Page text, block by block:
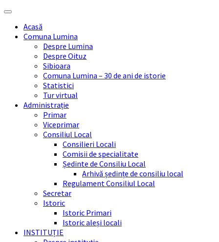
Skip
content
Skip
sidebar
Skip
right
sidebar
Skip
footerAcasă
Comuna Lumina
Despre Lumina
Despre Oituz
Sibioara
Comuna Lumina – 30 de ani de istorie
Statistici
Tur virtual
Administrație
Primar
Viceprimar
Consiliul Local
Consilieri Locali
Comisii de specialitate
Ședinte de Consiliu Local
Arhivă ședințe de consiliu local
Regulament Consiliul Local
Secretar
Istoric
Istoric Primari
Istoric aleși locali
INSTITUȚIE